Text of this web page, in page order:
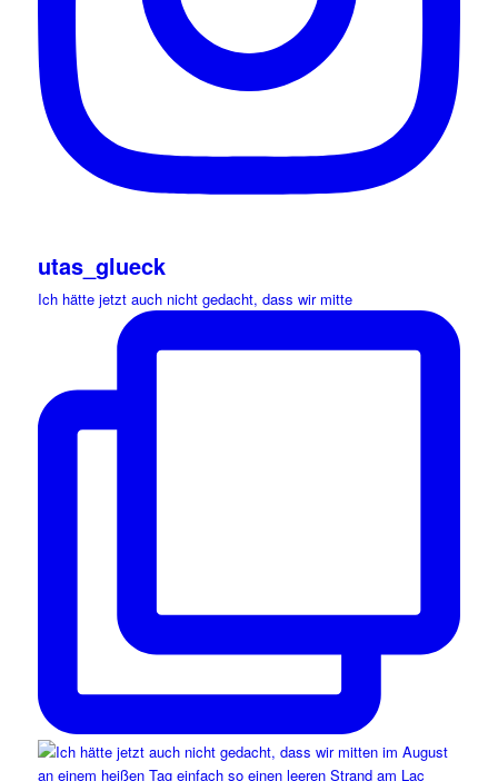
utas_glueck
Ich hätte jetzt auch nicht gedacht, dass wir mitte